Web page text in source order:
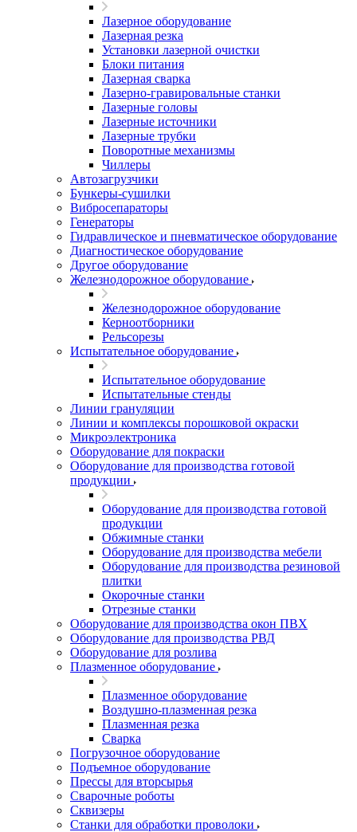
Лазерное оборудование
Лазерная резка
Установки лазерной очистки
Блоки питания
Лазерная сварка
Лазерно-гравировальные станки
Лазерные головы
Лазерные источники
Лазерные трубки
Поворотные механизмы
Чиллеры
Автозагрузчики
Бункеры-сушилки
Вибросепараторы
Генераторы
Гидравлическое и пневматическое оборудование
Диагностическое оборудование
Другое оборудование
Железнодорожное оборудование
Железнодорожное оборудование
Керноотборники
Рельсорезы
Испытательное оборудование
Испытательное оборудование
Испытательные стенды
Линии грануляции
Линии и комплексы порошковой окраски
Микроэлектроника
Оборудование для покраски
Оборудование для производства готовой
продукции
Оборудование для производства готовой
продукции
Обжимные станки
Оборудование для производства мебели
Оборудование для производства резиновой
плитки
Окорочные станки
Отрезные станки
Оборудование для производства окон ПВХ
Оборудование для производства РВД
Оборудование для розлива
Плазменное оборудование
Плазменное оборудование
Воздушно-плазменная резка
Плазменная резка
Сварка
Погрузочное оборудование
Подъемное оборудование
Прессы для вторсырья
Сварочные роботы
Сквизеры
Станки для обработки проволоки